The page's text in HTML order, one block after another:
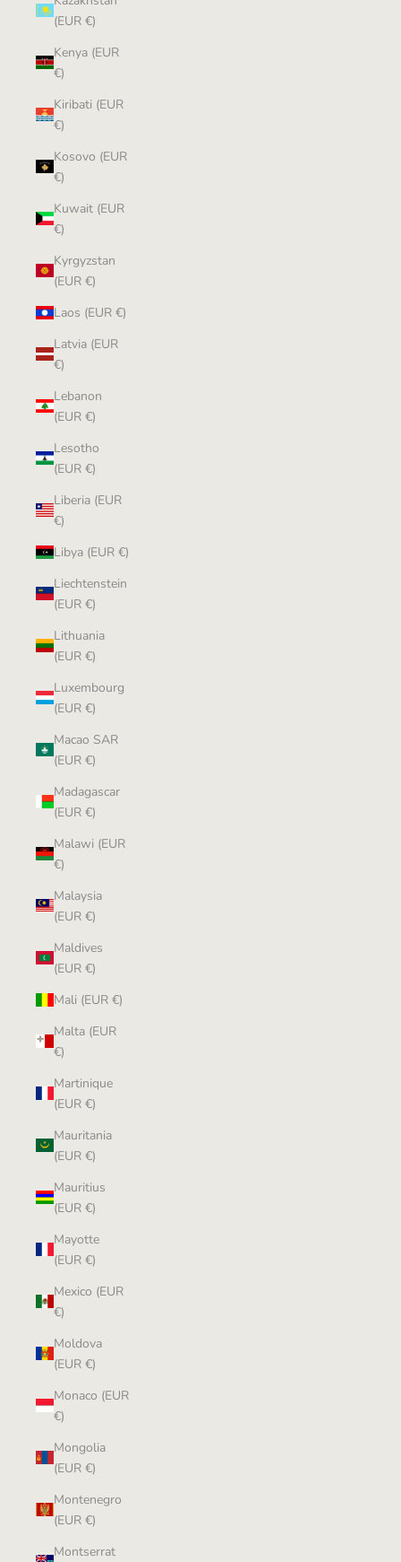
(EUR €)
Kenya (EUR
€)
Kiribati (EUR
€)
Kosovo (EUR
€)
Kuwait (EUR
€)
Kyrgyzstan
(EUR €)
Laos (EUR €)
Latvia (EUR
€)
Lebanon
(EUR €)
Lesotho
(EUR €)
Liberia (EUR
€)
Libya (EUR €)
Liechtenstein
(EUR €)
Lithuania
(EUR €)
Luxembourg
(EUR €)
Macao SAR
(EUR €)
Madagascar
(EUR €)
Malawi (EUR
€)
Malaysia
(EUR €)
Maldives
(EUR €)
Mali (EUR €)
Malta (EUR
€)
Martinique
(EUR €)
Mauritania
(EUR €)
Mauritius
(EUR €)
Mayotte
(EUR €)
Mexico (EUR
€)
Moldova
(EUR €)
Monaco (EUR
€)
Mongolia
(EUR €)
Montenegro
(EUR €)
Montserrat